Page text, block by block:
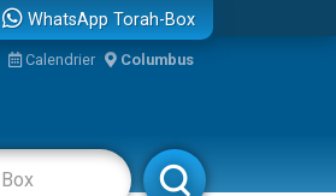
WhatsApp Torah-Box
Calendrier Columbus
Rabbanim